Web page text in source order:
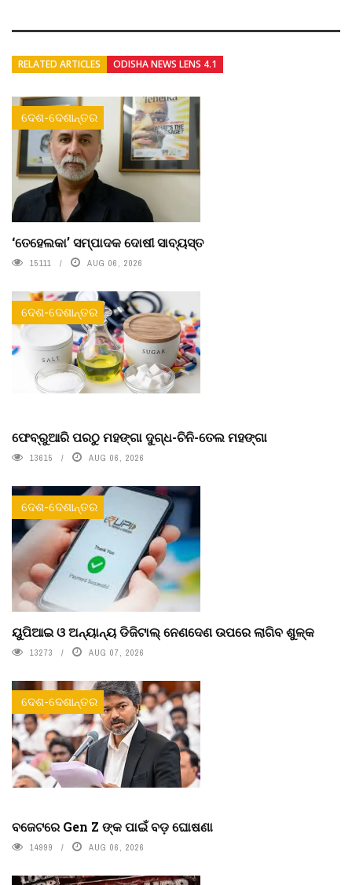
RELATED ARTICLES ODISHA NEWS LENS 4.1
ଦେଶ-ଦେଶାନ୍ତର
‘ତେହେଲକା’ ସମ୍ପାଦକ ଦୋଷୀ ସାବ୍ୟସ୍ତ
15111 AUG 06, 2026
ଦେଶ-ଦେଶାନ୍ତର
ଫେବ୍ରୁଆରି ପରଠୁ ମହଙ୍ଗା ଦୁଗ୍ଧ-ଚିନି-ତେଲ ମହଙ୍ଗା
13615 AUG 06, 2026
ଦେଶ-ଦେଶାନ୍ତର
ୟୁପିଆଇ ଓ ଅନ୍ୟାନ୍ୟ ଡିଜିଟାଲ୍ ନେଣଦେଣ ଉପରେ ଲାଗିବ ଶୁଳ୍କ
13273 AUG 07, 2026
ଦେଶ-ଦେଶାନ୍ତର
ବଜେଟରେ Gen Z ଙ୍କ ପାଇଁ ବଡ଼ ଘୋଷଣା
14999 AUG 06, 2026